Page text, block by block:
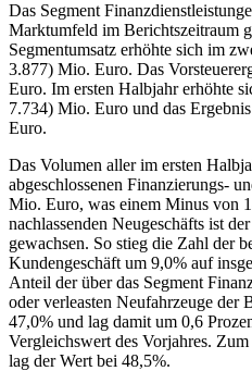
Das Segment
Marktumfeld im Berichtszeitraum
Segmentumsatz erhöhte sich im
3.877) Mio. Euro. Das
Euro. Im ersten Halbjahr erhöhte
7.734) Mio. Euro und das
Euro.
Das Volumen aller im ersten
abgeschlossenen Finanzierungs-
Mio. Euro, was einem Minus von
nachlassenden Neugeschäfts ist
gewachsen. So stieg die Zahl der
Kundengeschäft um 9,0% auf
Anteil der über das Segment
oder verleasten Neufahrzeuge
47,0% und lag damit um 0,6
Vergleichswert des Vorjahres.
lag der Wert bei 48,5%.